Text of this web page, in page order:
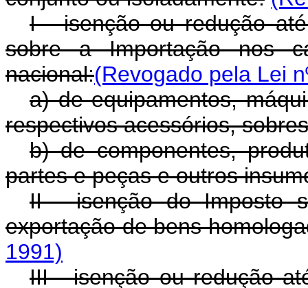
I - isenção ou redução
sobre a Importação nos
nacional:(Revogado pela Lei
a) de equipamentos,
respectivos acessórios,
b) de componentes,
partes e peças e outros
II - isenção do Imposto
exportação de bens
1991)
III - isenção ou redução